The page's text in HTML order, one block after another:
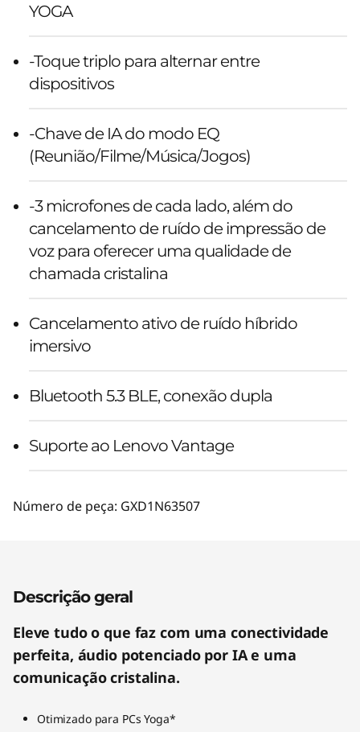
YOGA
-Toque triplo para alternar entre
dispositivos
-Chave de IA do modo EQ
(Reunião/Filme/Música/Jogos)
-3 microfones de cada lado, além do
cancelamento de ruído de impressão de
voz para oferecer uma qualidade de
chamada cristalina
Cancelamento ativo de ruído híbrido
imersivo
Bluetooth 5.3 BLE, conexão dupla
Suporte ao Lenovo Vantage
Número de peça: GXD1N63507
Descrição geral
Eleve tudo o que faz com uma conectividade
perfeita, áudio potenciado por IA e uma
comunicação cristalina.
Otimizado para PCs Yoga*